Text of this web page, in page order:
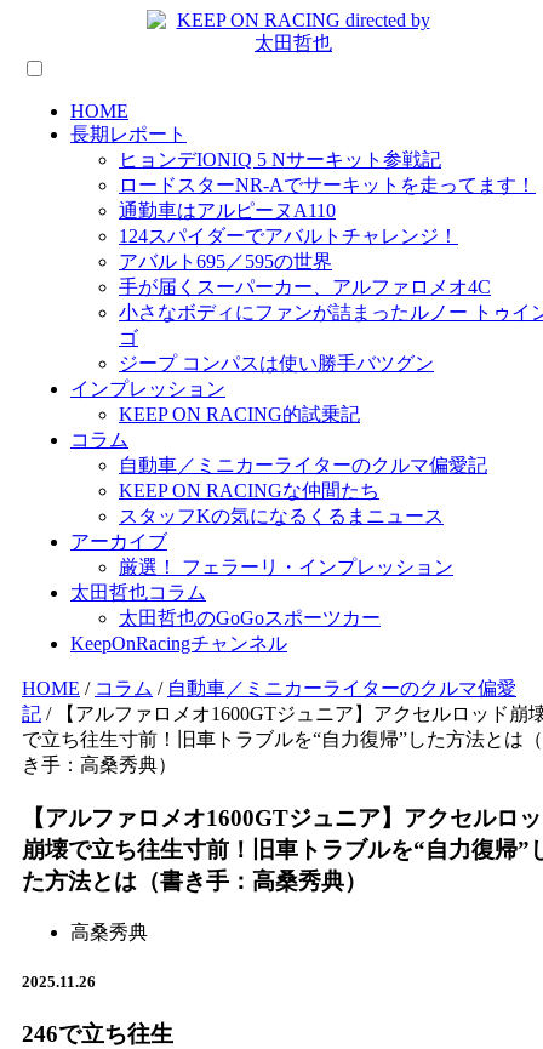
HOME
長期レポート
ヒョンデIONIQ 5 Nサーキット参戦記
ロードスターNR-Aでサーキットを走ってます！
通勤車はアルピーヌA110
124スパイダーでアバルトチャレンジ！
アバルト695／595の世界
手が届くスーパーカー、アルファロメオ4C
小さなボディにファンが詰まったルノー トゥイ
ゴ
ジープ コンパスは使い勝手バツグン
インプレッション
KEEP ON RACING的試乗記
コラム
自動車／ミニカーライターのクルマ偏愛記
KEEP ON RACINGな仲間たち
スタッフKの気になるくるまニュース
アーカイブ
厳選！ フェラーリ・インプレッション
太田哲也コラム
太田哲也のGoGoスポーツカー
KeepOnRacingチャンネル
HOME / コラム / 自動車／ミニカーライターのクルマ偏愛
記 /
【アルファロメオ1600GTジュニア】アクセルロッド崩
で立ち往生寸前！旧車トラブルを“自力復帰”した方法とは
き手：高桑秀典）
【アルファロメオ1600GTジュニア】アクセルロ
崩壊で立ち往生寸前！旧車トラブルを“自力復帰”
た方法とは（書き手：高桑秀典）
高桑秀典
2025.11.26
246で立ち往生